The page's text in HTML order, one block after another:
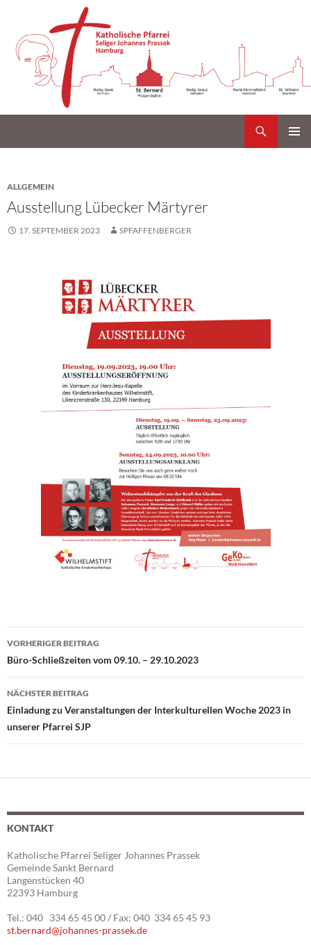
ALLGEMEIN
Ausstellung Lübecker Märtyrer
17. SEPTEMBER 2023 SPFAFFENBERGER
Beitragsnavigation
VORHERIGER BEITRAG
Büro-Schließzeiten vom 09.10. – 29.10.2023
NÄCHSTER BEITRAG
Einladung zu Veranstaltungen der Interkulturellen Woche 2023 in
unserer Pfarrei SJP
KONTAKT
Katholische Pfarrei Seliger Johannes Prassek
Gemeinde Sankt Bernard
Langenstücken 40
22393 Hamburg
Tel.: 040 334 65 45 00 / Fax: 040 334 65 45 93
st.bernard@johannes-prassek.de